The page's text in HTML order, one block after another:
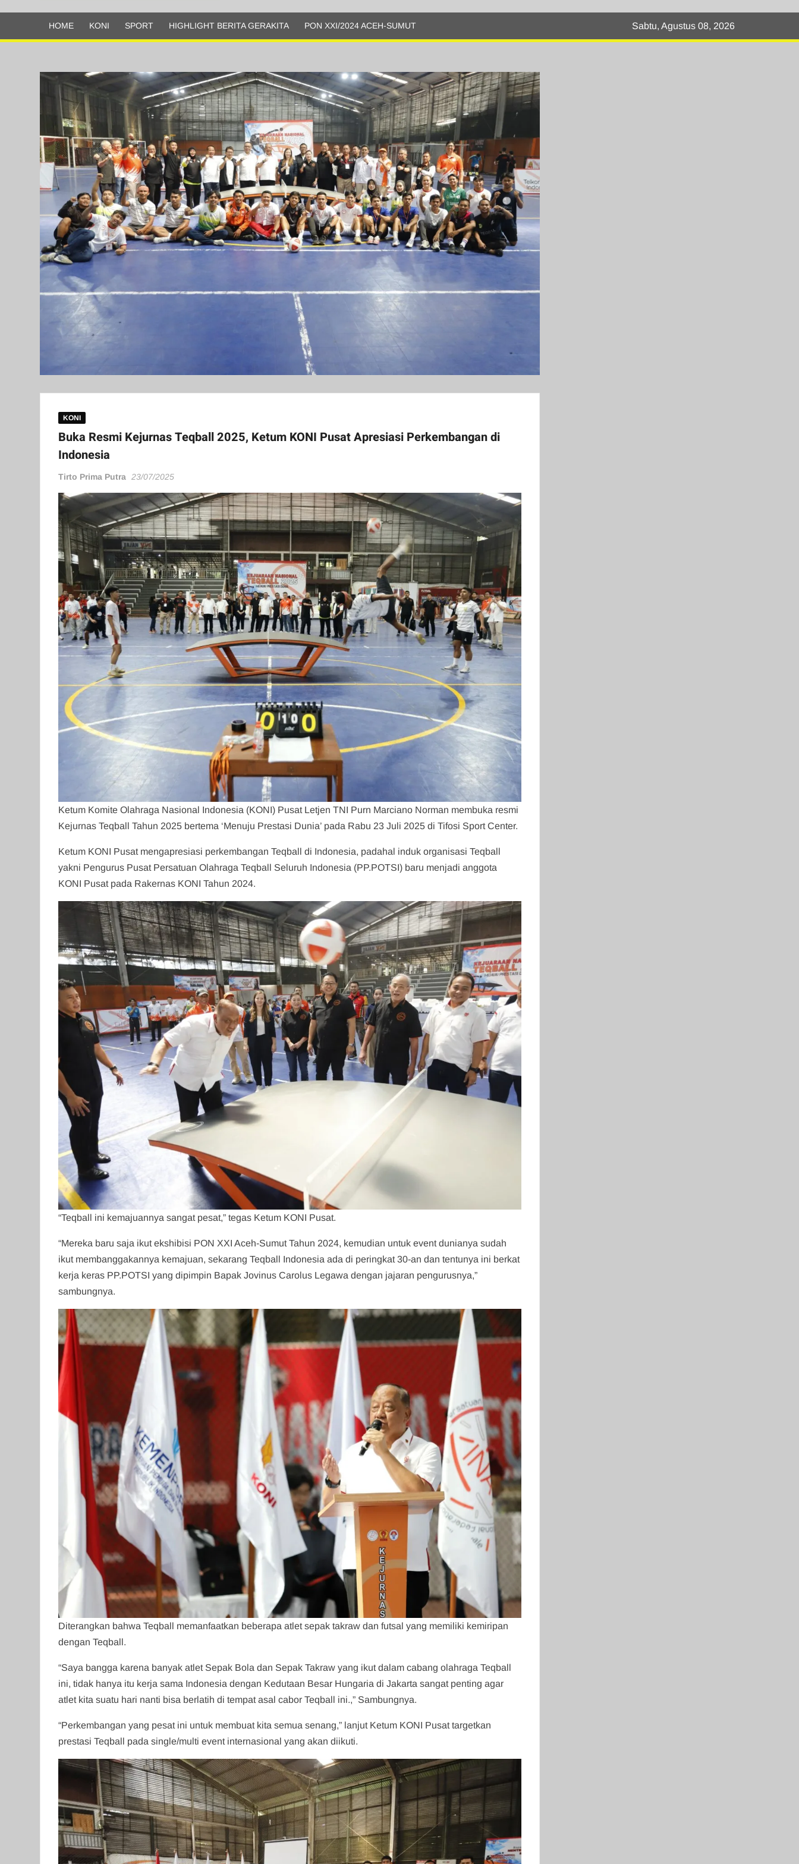
Olahraga
HOME KONI SPORT HIGHLIGHT BERITA GERAKITA PON XXI/2024 ACEH-SUMUT Sabtu, Agustus 08, 2026
KONI
Buka Resmi Kejurnas Teqball 2025, Ketum KONI Pusat Apresiasi Perkembangan di
Indonesia
Tirto Prima Putra 23/07/2025
Ketum Komite Olahraga Nasional Indonesia (KONI) Pusat Letjen TNI Purn Marciano Norman membuka resmi
Kejurnas Teqball Tahun 2025 bertema ‘Menuju Prestasi Dunia’ pada Rabu 23 Juli 2025 di Tifosi Sport Center.
Ketum KONI Pusat mengapresiasi perkembangan Teqball di Indonesia, padahal induk organisasi Teqball
yakni Pengurus Pusat Persatuan Olahraga Teqball Seluruh Indonesia (PP.POTSI) baru menjadi anggota
KONI Pusat pada Rakernas KONI Tahun 2024.
“Teqball ini kemajuannya sangat pesat,” tegas Ketum KONI Pusat.
“Mereka baru saja ikut ekshibisi PON XXI Aceh-Sumut Tahun 2024, kemudian untuk event dunianya sudah
ikut membanggakannya kemajuan, sekarang Teqball Indonesia ada di peringkat 30-an dan tentunya ini berkat
kerja keras PP.POTSI yang dipimpin Bapak Jovinus Carolus Legawa dengan jajaran pengurusnya,”
sambungnya.
Diterangkan bahwa Teqball memanfaatkan beberapa atlet sepak takraw dan futsal yang memiliki kemiripan
dengan Teqball.
“Saya bangga karena banyak atlet Sepak Bola dan Sepak Takraw yang ikut dalam cabang olahraga Teqball
ini, tidak hanya itu kerja sama Indonesia dengan Kedutaan Besar Hungaria di Jakarta sangat penting agar
atlet kita suatu hari nanti bisa berlatih di tempat asal cabor Teqball ini.,” Sambungnya.
“Perkembangan yang pesat ini untuk membuat kita semua senang,” lanjut Ketum KONI Pusat targetkan
prestasi Teqball pada single/multi event internasional yang akan diikuti.